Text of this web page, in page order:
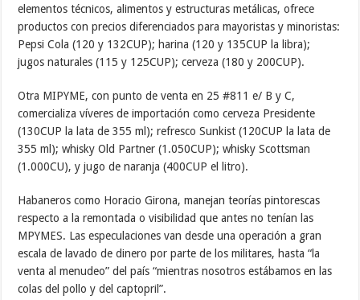
elementos técnicos, alimentos y estructuras metálicas, ofrece
productos con precios diferenciados para mayoristas y minoristas:
Pepsi Cola (120 y 132CUP); harina (120 y 135CUP la libra);
jugos naturales (115 y 125CUP); cerveza (180 y 200CUP).
Otra MIPYME, con punto de venta en 25 #811 e/ B y C,
comercializa víveres de importación como cerveza Presidente
(130CUP la lata de 355 ml); refresco Sunkist (120CUP la lata de
355 ml); whisky Old Partner (1.050CUP); whisky Scottsman
(1.000CU), y jugo de naranja (400CUP el litro).
Habaneros como Horacio Girona, manejan teorías pintorescas
respecto a la remontada o visibilidad que antes no tenían las
MPYMES. Las especulaciones van desde una operación a gran
escala de lavado de dinero por parte de los militares, hasta “la
venta al menudeo” del país “mientras nosotros estábamos en las
colas del pollo y del captopril”.